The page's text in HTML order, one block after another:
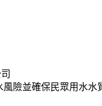
險並確保民眾用水